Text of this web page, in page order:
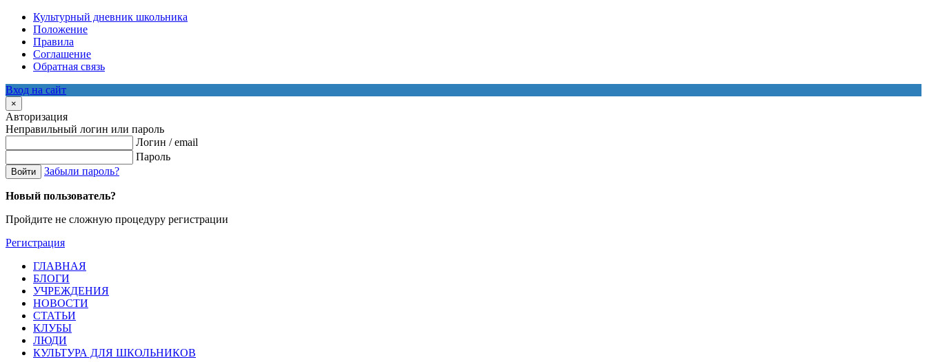
Культурный дневник школьника
Положение
Правила
Соглашение
Обратная связь
Вход на сайт
×
Авторизация
Неправильный логин или пароль
Логин / email
Пароль
Войти Забыли пароль?
Новый пользователь?
Пройдите не сложную процедуру регистрации
Регистрация
ГЛАВНАЯ
БЛОГИ
УЧРЕЖДЕНИЯ
НОВОСТИ
СТАТЬИ
КЛУБЫ
ЛЮДИ
КУЛЬТУРА ДЛЯ ШКОЛЬНИКОВ